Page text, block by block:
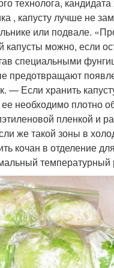
, капусту лучше не
или подвале.
капусты можно, если
специальными
предотвращают
— Если хранить
необходимо плотно
пленкой и
же такой зоны в
кочан в отделение